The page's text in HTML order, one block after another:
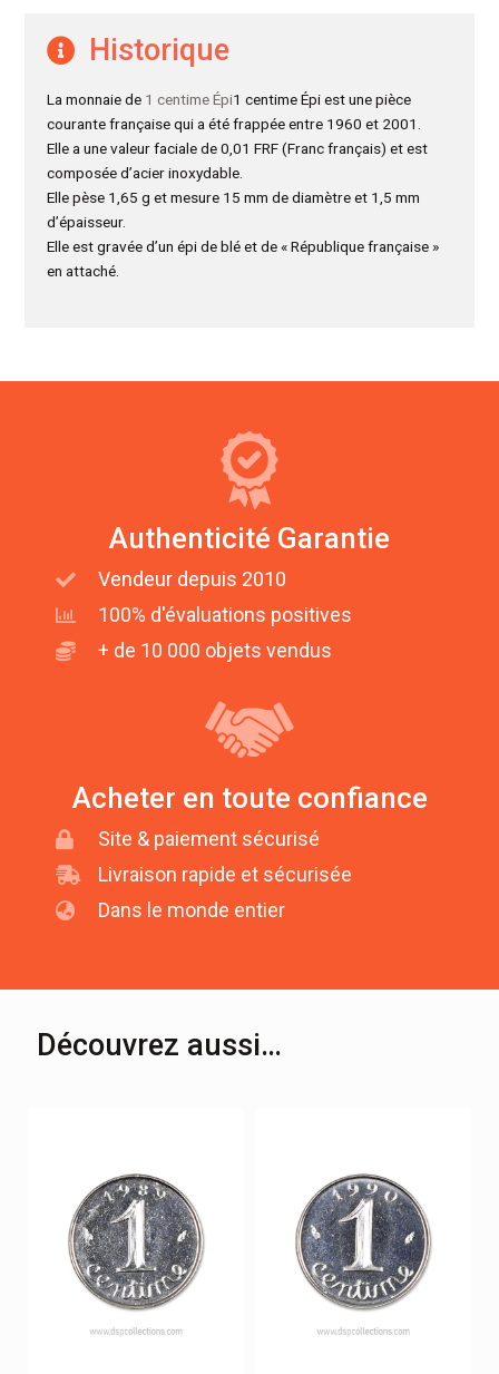
Historique
La monnaie de 1 centime Épi1 centime Épi est une pièce
courante française qui a été frappée entre 1960 et 2001.
Elle a une valeur faciale de 0,01 FRF (Franc français) et est
composée d’acier inoxydable.
Elle pèse 1,65 g et mesure 15 mm de diamètre et 1,5 mm
d’épaisseur.
Elle est gravée d’un épi de blé et de « République française »
en attaché.
Authenticité Garantie
Vendeur depuis 2010
100% d'évaluations positives
+ de 10 000 objets vendus
Acheter en toute confiance
Site & paiement sécurisé
Livraison rapide et sécurisée
Dans le monde entier
Découvrez aussi…